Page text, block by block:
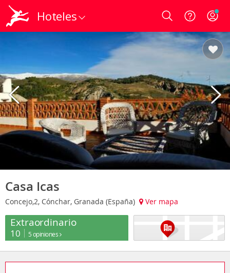
Hoteles Login
Casa Icas
Concejo,2, Cónchar, Granada (España) Ver mapa
Extraordinario
10 5 opiniones